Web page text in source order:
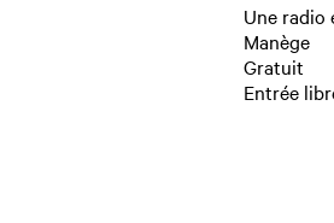
Une radio
Manège
Gratuit
Entrée